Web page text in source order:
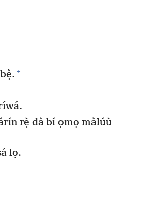
+
rẹ̀ dà bí ọmọ màlúù
lọ.